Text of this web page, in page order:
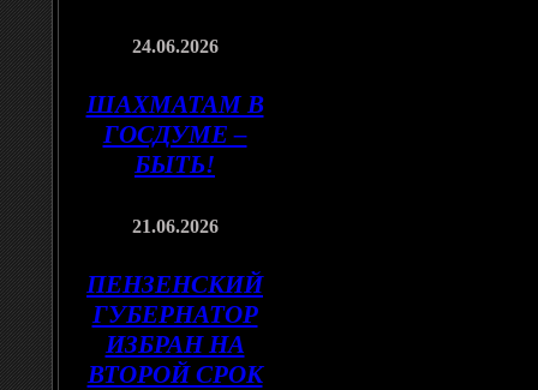
24.06.2026
ШАХМАТАМ В
ГОСДУМЕ –
БЫТЬ!
21.06.2026
ПЕНЗЕНСКИЙ
ГУБЕРНАТОР
ИЗБРАН НА
ВТОРОЙ СРОК